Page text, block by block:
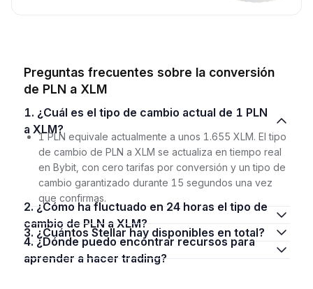
Preguntas frecuentes sobre la conversión
de PLN a XLM
1. ¿Cuál es el tipo de cambio actual de 1 PLN
a XLM?
1 PLN equivale actualmente a unos 1.655 XLM. El tipo
de cambio de PLN a XLM se actualiza en tiempo real
en Bybit, con cero tarifas por conversión y un tipo de
cambio garantizado durante 15 segundos una vez
que confirmas.
2. ¿Cómo ha fluctuado en 24 horas el tipo de
cambio de PLN a XLM?
3. ¿Cuántos Stellar hay disponibles en total?
4. ¿Dónde puedo encontrar recursos para
aprender a hacer trading?